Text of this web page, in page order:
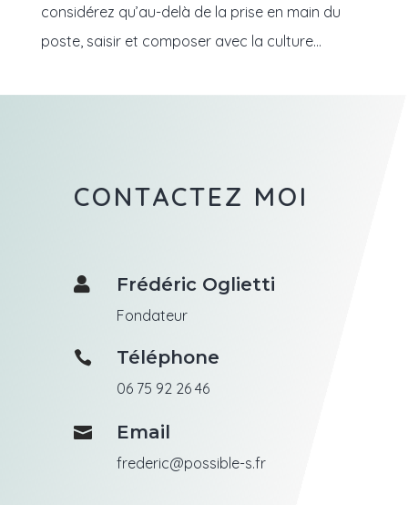
considérez qu’au-delà de la prise en main du
poste, saisir et composer avec la culture...
CONTACTEZ MOI
 Frédéric Oglietti
Fondateur
 Téléphone
06 75 92 26 46
 Email
frederic@possible-s.fr